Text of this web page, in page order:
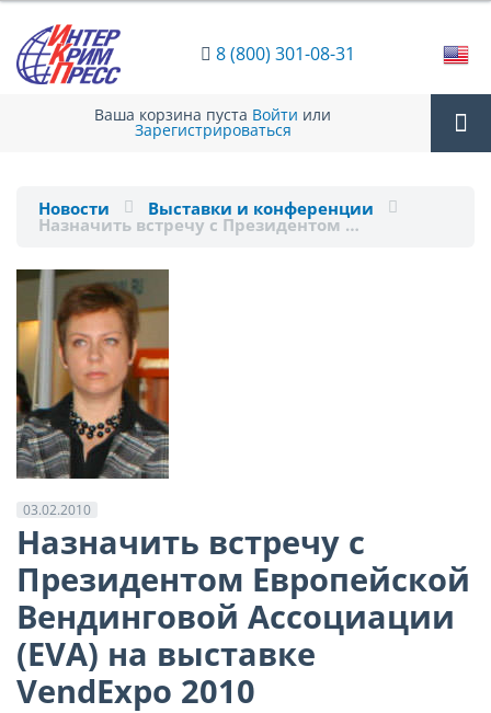
8 (800) 301-08-31
Ваша корзина пуста Войти или
Зарегистрироваться
Новости Выставки и конференции
Назначить встречу с Президентом …
03.02.2010
Назначить встречу с
Президентом Европейской
Вендинговой Ассоциации
(EVA) на выставке
VendExpo 2010